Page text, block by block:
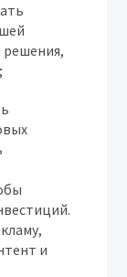
решения,
и